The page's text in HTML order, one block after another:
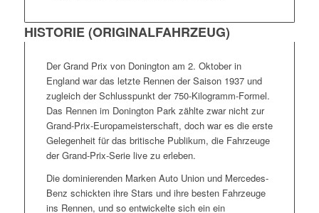
HISTORIE (ORIGINALFAHRZEUG)
Der Grand Prix von Donington am 2. Oktober in
England war das letzte Rennen der Saison 1937 und
zugleich der Schlusspunkt der 750-Kilogramm-Formel.
Das Rennen im Donington Park zählte zwar nicht zur
Grand-Prix-Europameisterschaft, doch war es die erste
Gelegenheit für das britische Publikum, die Fahrzeuge
der Grand-Prix-Serie live zu erleben.
Die dominierenden Marken Auto Union und Mercedes-
Benz schickten ihre Stars und ihre besten Fahrzeuge
ins Rennen, und so entwickelte sich ein ein